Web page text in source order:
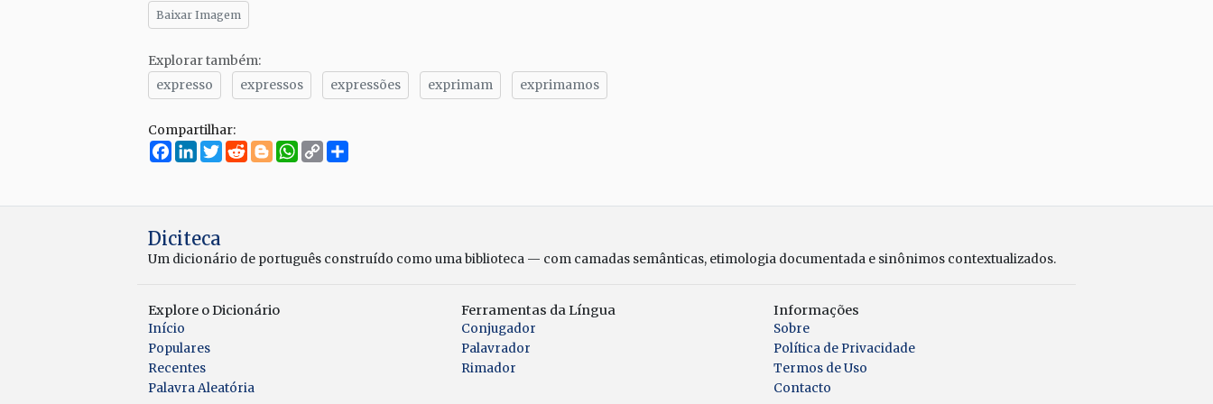
Baixar Imagem
Explorar também:
expresso
expressos expressões exprimam exprimamos
Compartilhar:
Facebook
LinkedIn
Twitter
RedditBloggerWhatsApp
Copy
Link
Diciteca
Um dicionário de português construído como uma biblioteca — com camadas semânticas, etimologia documentada e sinônimos contextualizados.
Explore o Dicionário
Início
Populares
Recentes
Palavra Aleatória
Ferramentas da Língua
Conjugador
Palavrador
Rimador
Informações
Sobre
Política de Privacidade
Termos de Uso
Contacto